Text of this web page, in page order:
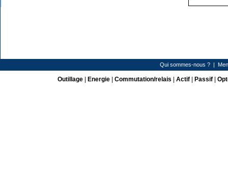
Qui sommes-nous ? |
Outillage| Energie| Commutation/relais Actif| Passif|